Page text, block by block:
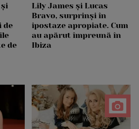
de
de
Lily James și Lucas
Bravo, surprinși în
ipostaze apropiate. Cum
au apărut împreună în
Ibiza